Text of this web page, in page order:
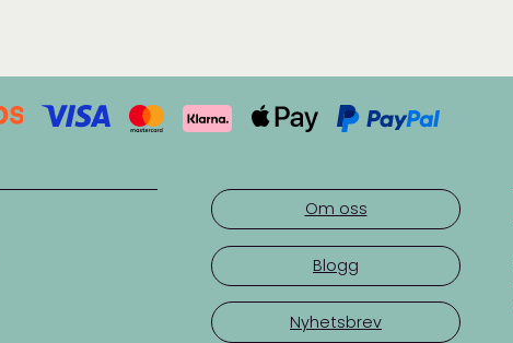
Om oss
Blogg
Nyhetsbrev